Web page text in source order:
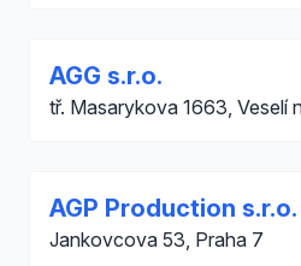
AGG s.r.o.
tř. Masarykova 1663, Veselí
AGP Production s.r.o.
Jankovcova 53, Praha 7